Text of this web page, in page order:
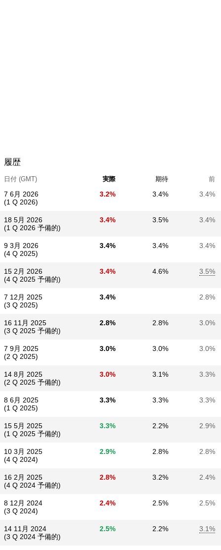
履歴
日付 (GMT) 実際 期待 前
7 6月 2026
(1 Q 2026)
3.2% 3.4% 3.4%
18 5月 2026
(1 Q 2026 予備的)
3.4% 3.5% 3.4%
9 3月 2026
(4 Q 2025)
3.4% 3.4% 3.4%
15 2月 2026
(4 Q 2025 予備的)
3.4% 4.6% 3.5%
7 12月 2025
(3 Q 2025)
3.4% 2.8%
16 11月 2025
(3 Q 2025 予備的)
2.8% 2.8% 3.0%
7 9月 2025
(2 Q 2025)
3.0% 3.0% 3.0%
14 8月 2025
(2 Q 2025 予備的)
3.0% 3.1% 3.3%
8 6月 2025
(1 Q 2025)
3.3% 3.3% 3.3%
15 5月 2025
(1 Q 2025 予備的)
3.3% 2.2% 2.9%
10 3月 2025
(4 Q 2024)
2.9% 2.8% 2.8%
16 2月 2025
(4 Q 2024 予備的)
2.8% 3.2% 2.4%
8 12月 2024
(3 Q 2024)
2.4% 2.5% 2.5%
14 11月 2024
(3 Q 2024 予備的)
2.5% 2.2% 3.1%